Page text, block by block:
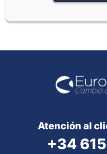
Atención al
+34